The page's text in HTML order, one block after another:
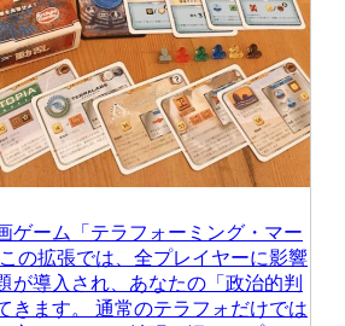
ゲーム「テラフォーミング・マー
の拡張では、全プレイヤーに影響
が導入され、あなたの「政治的判
きます。 通常のテラフォだけでは